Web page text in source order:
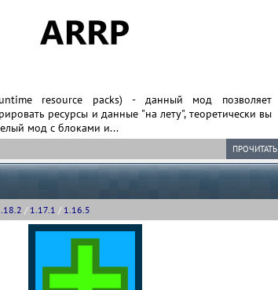
resource packs) - данный мод позволяет
ресурсы и данные "на лету", теоретически вы
мод с блоками и...
ПРОЧИТАТЬ
/ 1.17.1 / 1.16.5